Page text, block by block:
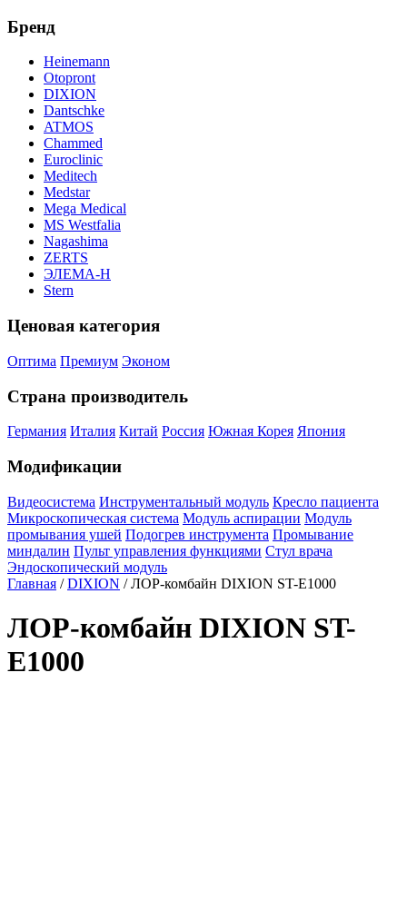
Бренд
Heinemann
Otopront
DIXION
Dantschke
ATMOS
Chammed
Euroclinic
Meditech
Medstar
Mega Medical
MS Westfalia
Nagashima
ZERTS
ЭЛЕМА-Н
Stern
Ценовая категория
Оптима Премиум Эконом
Страна производитель
Германия Италия Китай Россия Южная Корея Япония
Модификации
Видеосистема Инструментальный модуль Кресло пациента
Микроскопическая система Модуль аспирации Модуль
промывания ушей Подогрев инструмента Промывание
миндалин Пульт управления функциями Стул врача
Эндоскопический модуль
Главная /DIXION / ЛОР-комбайн DIXION ST-E1000
ЛОР-комбайн DIXION ST-
E1000